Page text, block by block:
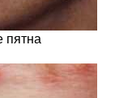
пятна